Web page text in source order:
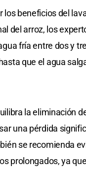
los beneficios del
del arroz, los
fría entre dos y
que el agua
la eliminación
una pérdida
se recomienda
prolongados, ya